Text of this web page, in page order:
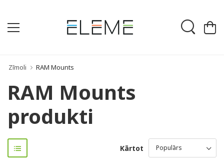
Zīmoli RAM Mounts
RAM Mounts
produkti
Kārtot